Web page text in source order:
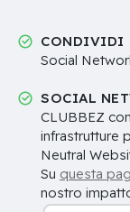
CONDIVIDI
Social
SOCIAL
CLUBBEZ
infrastrutture
Neutral
Su questa
nostro